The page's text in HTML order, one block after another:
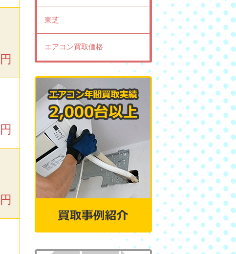
円
円
円
東芝
エアコン買取価格